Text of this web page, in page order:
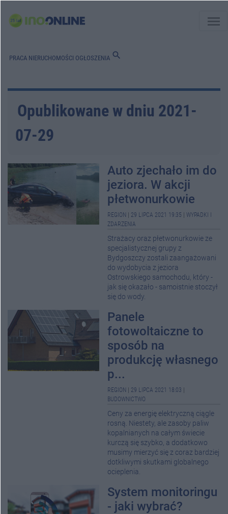
menu
PRACA NIERUCHOMOŚCI OGŁOSZENIA search
Opublikowane w dniu 2021-
07-29
Auto zjechało im do
jeziora. W akcji
płetwonurkowie
REGION 29 LIPCA 2021 19:35
WYPADKI I
ZDARZENIA
Strażacy oraz płetwonurkowie ze
specjalistycznej grupy z
Bydgoszczy zostali zaangażowani
do wydobycia z jeziora
Ostrowskiego samochodu, który -
jak się okazało - samoistnie stoczył
się do wody.
Panele
fotowoltaiczne to
sposób na
produkcję własnego
p...
REGION 29 LIPCA 2021 18:03
BUDOWNICTWO
Ceny za energię elektryczną ciągle
rosną. Niestety, ale zasoby paliw
kopalnianych na całym świecie
kurczą się szybko, a dodatkowo
musimy mierzyć się z coraz bardziej
dotkliwymi skutkami globalnego
ocieplenia.
System monitoringu
- jaki wybrać?